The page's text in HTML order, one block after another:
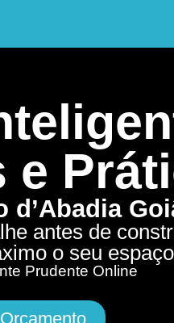
e
antes de
o seu
Prudente Online